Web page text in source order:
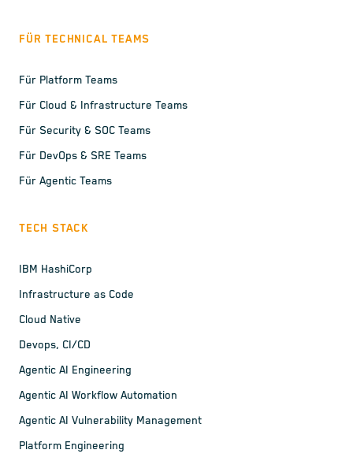
FÜR TECHNICAL TEAMS
Für Platform Teams
Für Cloud & Infrastructure Teams
Für Security & SOC Teams
Für DevOps & SRE Teams
Für Agentic Teams
TECH STACK
IBM HashiCorp
Infrastructure as Code
Cloud Native
Devops, CI/CD
Agentic AI Engineering
Agentic AI Workflow Automation
Agentic AI Vulnerability Management
Platform Engineering